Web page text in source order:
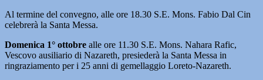
Al termine del convegno, alle ore 18.30 S.E. Mons. Fabio Dal Cin
celebrerà la Santa Messa.
Domenica 1° ottobre alle ore 11.30 S.E. Mons. Nahara Rafic,
Vescovo ausiliario di Nazareth, presiederà la Santa Messa in
ringraziamento per i 25 anni di gemellaggio Loreto-Nazareth.